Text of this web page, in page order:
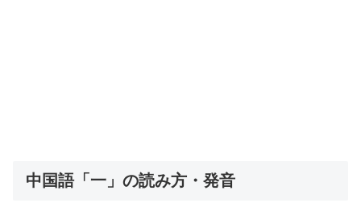
中国語「一」の読み方・発音